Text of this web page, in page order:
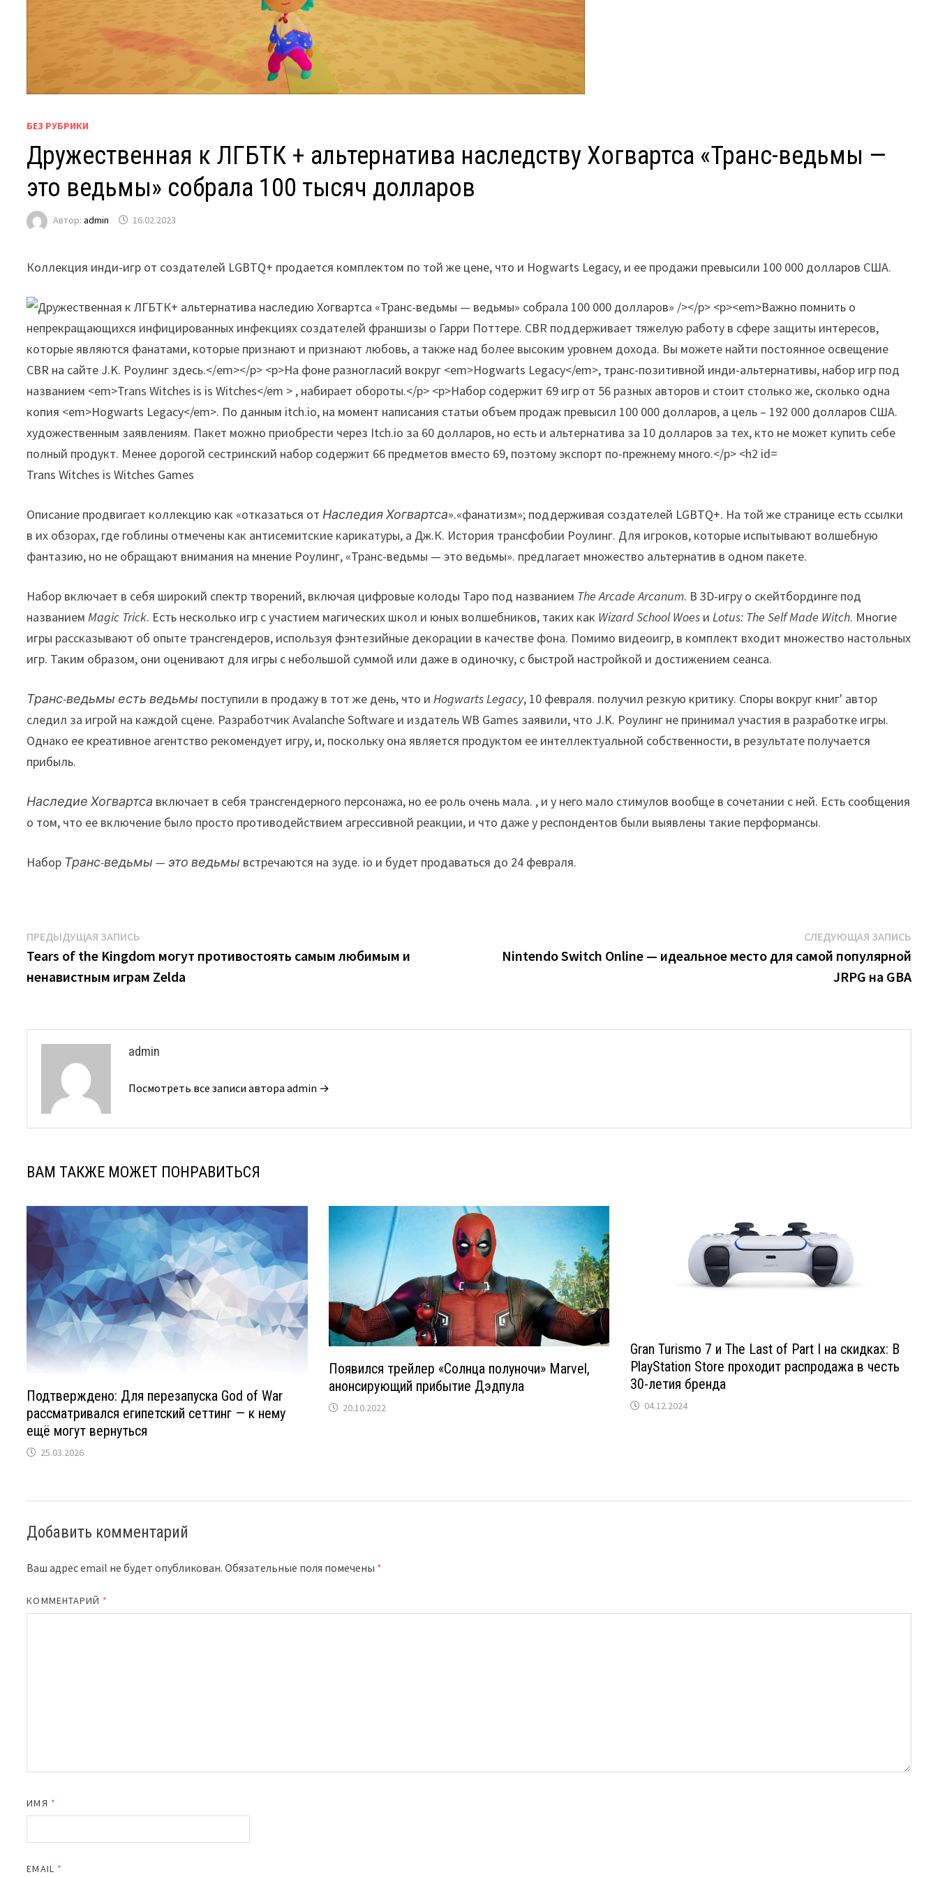
БЕЗ РУБРИКИ
Дружественная к ЛГБТК + альтернатива наследству Хогвартса «Транс-ведьмы —
это ведьмы» собрала 100 тысяч долларов
Автор:admin 16.02.2023
Коллекция инди-игр от создателей LGBTQ+ продается комплектом по той же цене, что и Hogwarts Legacy, и ее продажи превысили 100 000 долларов США.
Trans Witches is Witches Games
Описание продвигает коллекцию как «отказаться отНаследия Хогвартса».«фанатизм»; поддерживая создателей LGBTQ+. На той же странице есть ссылки
в их обзорах, где гоблины отмечены как антисемитские карикатуры, а Дж.К. История трансфобии Роулинг. Для игроков, которые испытывают волшебную
фантазию, но не обращают внимания на мнение Роулинг, «Транс-ведьмы — это ведьмы». предлагает множество альтернатив в одном пакете.
Набор включает в себя широкий спектр творений, включая цифровые колоды Таро под названием The Arcade Arcanum. В 3D-игру о скейтбординге под
названиемMagic Trick. Есть несколько игр с участием магических школ и юных волшебников, таких как Wizard School Woes иLotus: The Self Made Witch. Многие
игры рассказывают об опыте трансгендеров, используя фэнтезийные декорации в качестве фона. Помимо видеоигр, в комплект входит множество настольных
игр. Таким образом, они оценивают для игры с небольшой суммой или даже в одиночку, с быстрой настройкой и достижением сеанса.
Транс-ведьмы есть ведьмы поступили в продажу в тот же день, что иHogwarts Legacy, 10 февраля. получил резкую критику. Споры вокруг книг' автор
следил за игрой на каждой сцене. Разработчик Avalanche Software и издатель WB Games заявили, что J.K. Роулинг не принимал участия в разработке игры.
Однако ее креативное агентство рекомендует игру, и, поскольку она является продуктом ее интеллектуальной собственности, в результате получается
прибыль.
Наследие Хогвартса включает в себя трансгендерного персонажа, но ее роль очень мала. , и у него мало стимулов вообще в сочетании с ней. Есть сообщения
о том, что ее включение было просто противодействием агрессивной реакции, и что даже у респондентов были выявлены такие перформансы.
Набор Транс-ведьмы — это ведьмы встречаются на зуде. io и будет продаваться до 24 февраля.
Навигация
по
ПРЕДЫДУЩАЯ ЗАПИСЬ
запись:
Tears of the Kingdom могут противостоять самым любимым и
ненавистным играм Zelda
СЛЕДУЮЩАЯ ЗАПИСЬ
Nintendo Switch Online — идеальное место для самой популярной
JRPG на GBA
admin
Посмотреть все записи автора admin →
ВАМ ТАКЖЕ МОЖЕТ ПОНРАВИТЬСЯ
Подтверждено: Для перезапуска God of War
рассматривался египетский сеттинг — к нему
ещё могут вернуться
25.03.2026
Появился трейлер «Солнца полуночи» Marvel,
анонсирующий прибытие Дэдпула
20.10.2022
Gran Turismo 7 и The Last of Part I на скидках: В
PlayStation Store проходит распродажа в честь
30-летия бренда
04.12.2024
Добавить комментарий
Ваш адрес email не будет опубликован. Обязательные поля помечены *
КОММЕНТАРИЙ *
ИМЯ *
EMAIL *